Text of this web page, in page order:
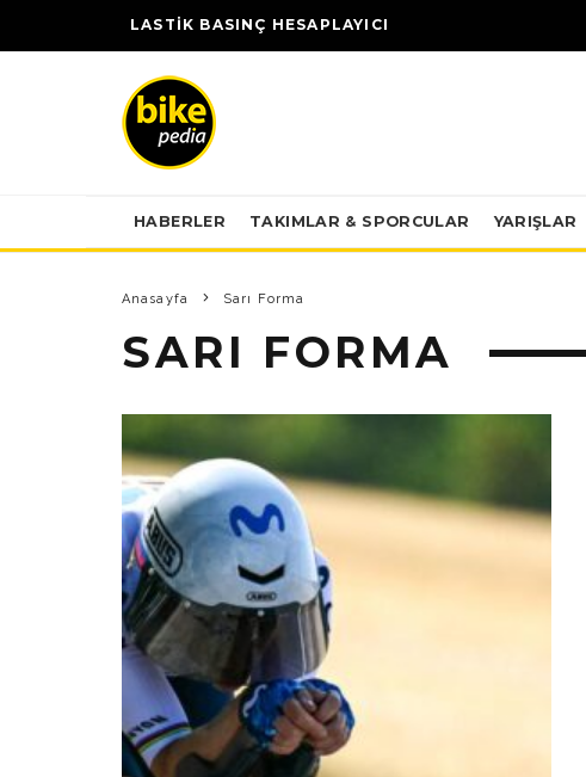
LASTİK BASINÇ HESAPLAYICI
HABERLER TAKIMLAR & SPORCULAR YARIŞLAR
Anasayfa Sarı Forma
SARI FORMA